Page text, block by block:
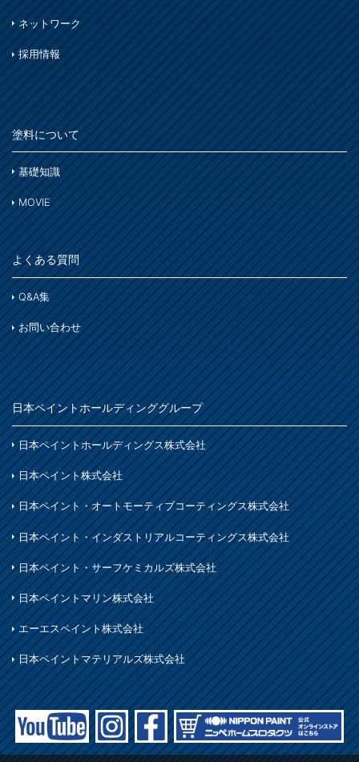
ネットワーク
採用情報
塗料について
基礎知識
MOVIE
よくある質問
Q&A集
お問い合わせ
日本ペイントホールディンググループ
日本ペイントホールディングス株式会社
日本ペイント株式会社
日本ペイント・オートモーティブコーティングス株式会社
日本ペイント・インダストリアルコーティングス株式会社
日本ペイント・サーフケミカルズ株式会社
日本ペイントマリン株式会社
エーエスペイント株式会社
日本ペイントマテリアルズ株式会社